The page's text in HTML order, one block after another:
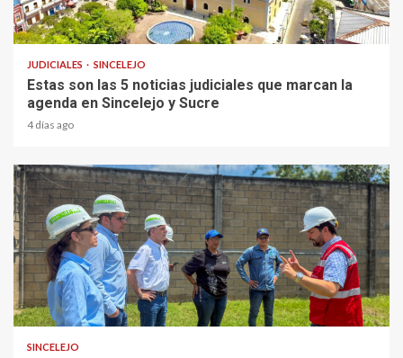
2 min read
JUDICIALES SINCELEJO
Estas son las 5 noticias judiciales que marcan la
agenda en Sincelejo y Sucre
4 días ago
1 min read
SINCELEJO